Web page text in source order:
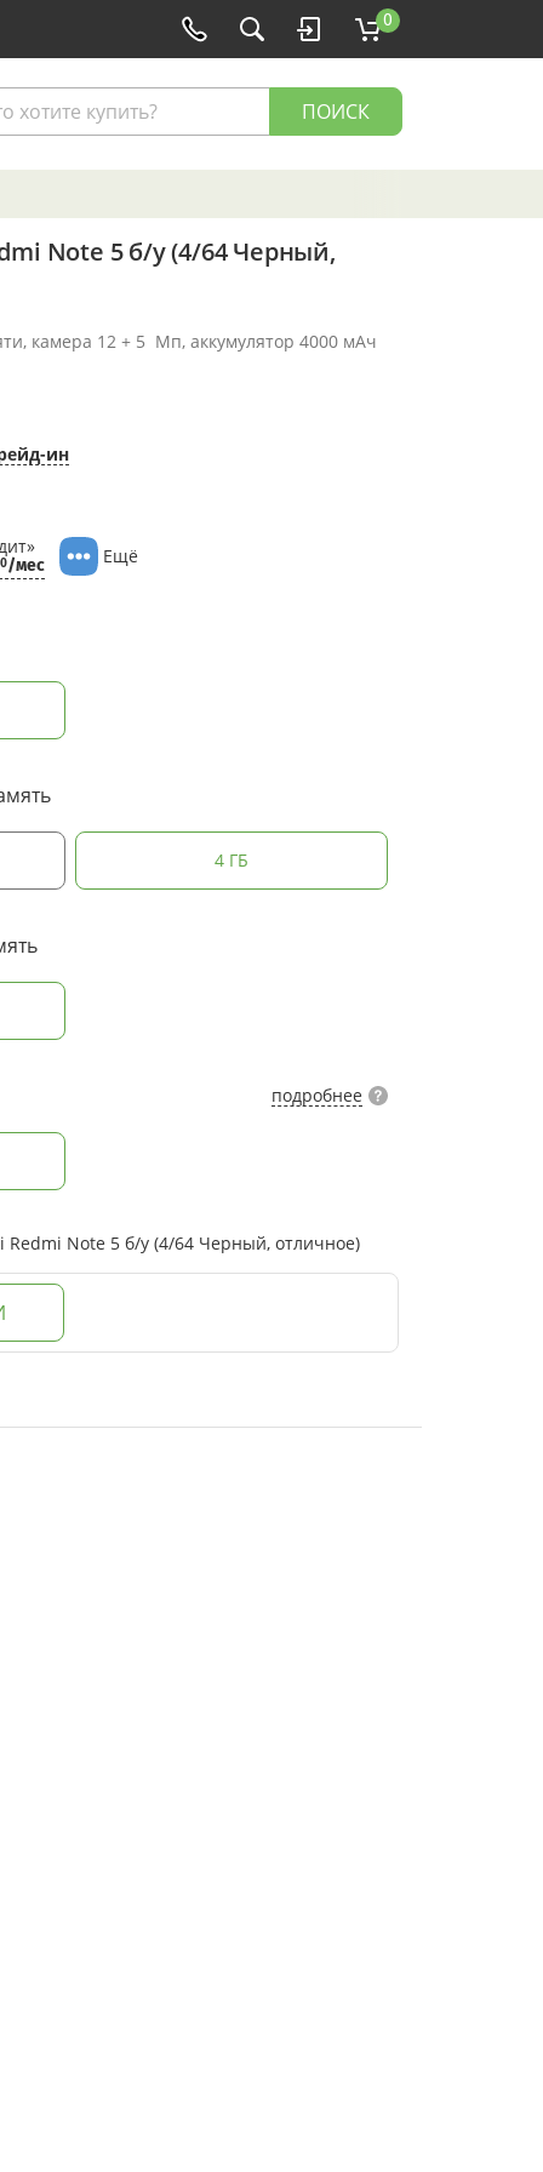
0
ПОИСК
Note 5 б/у (4/64 Черный,
камера 12 + 5 Мп, аккумулятор 4000 мАч
ин
/мес Ещё
4 ГБ
подробнее
Note 5 б/у (4/64 Черный, отличное)